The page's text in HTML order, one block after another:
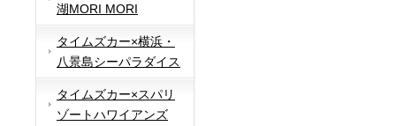
湖MORI MORI
タイムズカー×横浜・
八景島シーパラダイス
タイムズカー×スパリ
ゾートハワイアンズ